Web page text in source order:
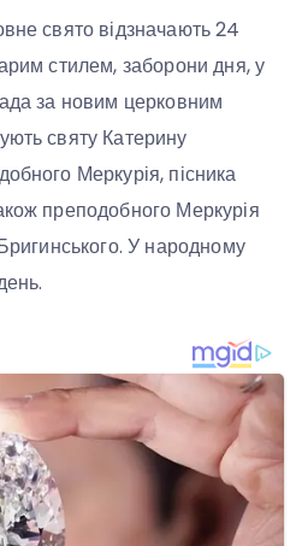
свято відзначають 24
стилем, заборони дня, у
за новим церковним
святу Катерину
Меркурія, пісника
преподобного Меркурія
У народному